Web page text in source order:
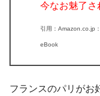
今なお魅了さ
引用：Amazon.co.jp
eBook
フランスのパリがお